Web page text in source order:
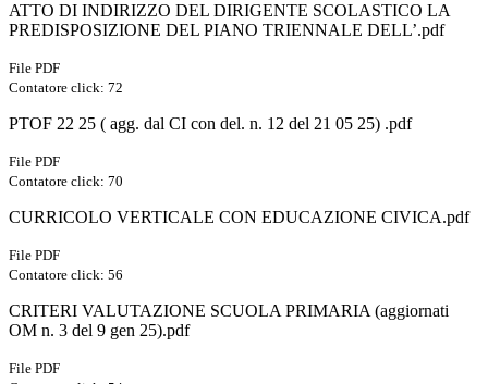
ATTO DI INDIRIZZO DEL DIRIGENTE SCOLASTICO LA
PREDISPOSIZIONE DEL PIANO TRIENNALE DELL’.pdf
File PDF
Contatore click: 72
PTOF 22 25 ( agg. dal CI con del. n. 12 del 21 05 25) .pdf
File PDF
Contatore click: 70
CURRICOLO VERTICALE CON EDUCAZIONE CIVICA.pdf
File PDF
Contatore click: 56
CRITERI VALUTAZIONE SCUOLA PRIMARIA (aggiornati
OM n. 3 del 9 gen 25).pdf
File PDF